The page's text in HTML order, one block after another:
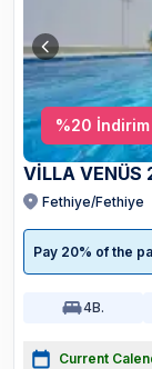
%20 İndirim
VİLLA VENÜS
Fethiye/Fethiye
Pay 20% of the
4B.
Current